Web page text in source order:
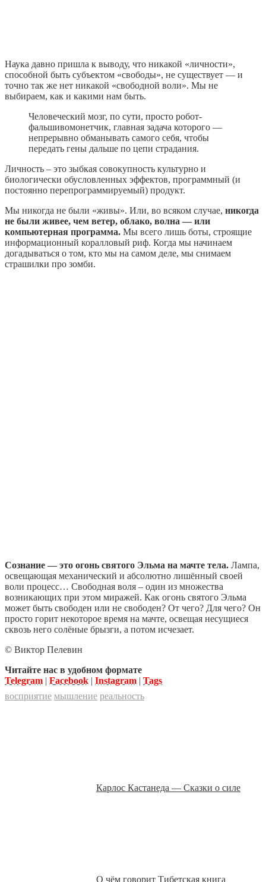
Наука давно пришла к выводу, что никакой «личности»,
способной быть субъектом «свободы», не существует — и
точно так же нет никакой «свободной воли». Мы не
выбираем, как и какими нам быть.
Человеческий мозг, по сути, просто робот-
фальшивомонетчик, главная задача которого —
непрерывно обманывать самого себя, чтобы
передать гены дальше по цепи страдания.
Личность – это зыбкая совокупность культурно и
биологически обусловленных эффектов, программный (и
постоянно перепрограммируемый) продукт.
Мы никогда не были «живы». Или, во всяком случае, никогда
не были живее, чем ветер, облако, волна — или
компьютерная программа. Мы всего лишь боты, строящие
информационный коралловый риф. Когда мы начинаем
догадываться о том, кто мы на самом деле, мы снимаем
страшилки про зомби.
Сознание — это огонь святого Эльма на мачте тела. Лампа,
освещающая механический и абсолютно лишённый своей
воли процесс… Свободная воля – один из множества
возникающих при этом миражей. Как огонь святого Эльма
может быть свободен или не свободен? От чего? Для чего? Он
просто горит некоторое время на мачте, освещая несущиеся
сквозь него солёные брызги, а потом исчезает.
© Виктор Пелевин
Читайте нас в удобном формате
Telegram | Facebook | Instagram | Tags
восприятие мышление реальность
Карлос Кастанеда — Сказки о силе
О чём говорит Тибетская книга